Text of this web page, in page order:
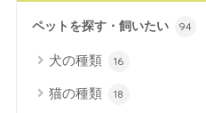
ペットを探す・飼いたい 94
犬の種類 16
猫の種類 18